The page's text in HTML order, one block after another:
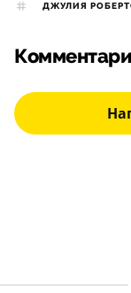
ДЖУЛИЯ